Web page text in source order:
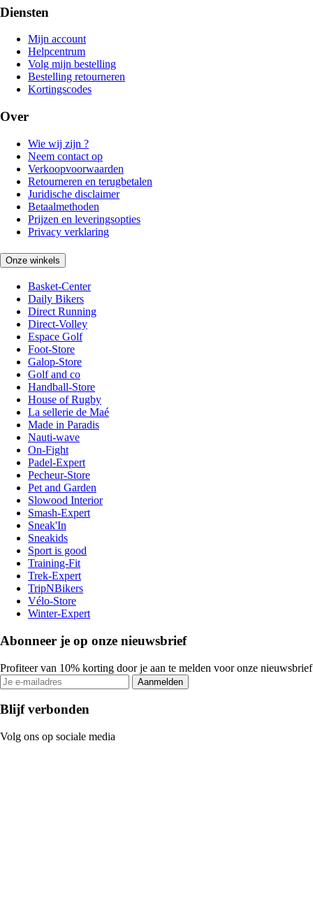
Diensten
Mijn account
Helpcentrum
Volg mijn bestelling
Bestelling retourneren
Kortingscodes
Over
Wie wij zijn ?
Neem contact op
Verkoopvoorwaarden
Retourneren en terugbetalen
Juridische disclaimer
Betaalmethoden
Prijzen en leveringsopties
Privacy verklaring
Onze winkels
Basket-Center
Daily Bikers
Direct Running
Direct-Volley
Espace Golf
Foot-Store
Galop-Store
Golf and co
Handball-Store
House of Rugby
La sellerie de Maé
Made in Paradis
Nauti-wave
On-Fight
Padel-Expert
Pecheur-Store
Pet and Garden
Slowood Interior
Smash-Expert
Sneak'In
Sneakids
Sport is good
Training-Fit
Trek-Expert
TripNBikers
Vélo-Store
Winter-Expert
Abonneer je op onze nieuwsbrief
Profiteer van 10% korting door je aan te melden voor onze nieuwsbrief
Aanmelden
Blijf verbonden
Volg ons op sociale media